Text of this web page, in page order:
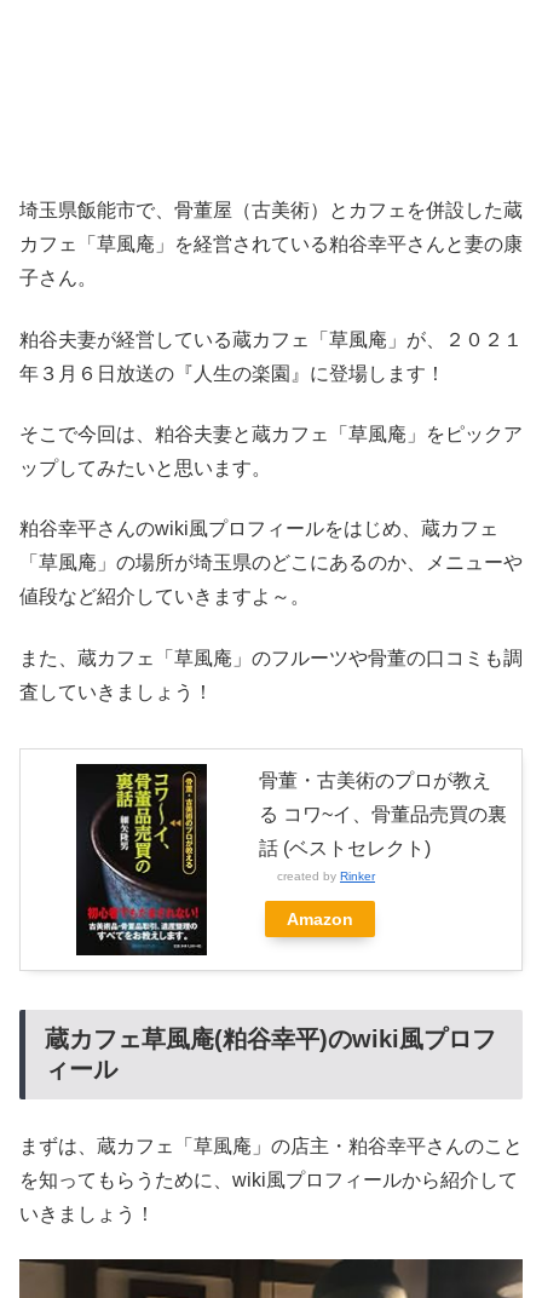
埼玉県飯能市で、骨董屋（古美術）とカフェを併設した蔵
カフェ「草風庵」を経営されている粕谷幸平さんと妻の康
子さん。
粕谷夫妻が経営している蔵カフェ「草風庵」が、２０２１
年３月６日放送の『人生の楽園』に登場します！
そこで今回は、粕谷夫妻と蔵カフェ「草風庵」をピックア
ップしてみたいと思います。
粕谷幸平さんのwiki風プロフィールをはじめ、蔵カフェ
「草風庵」の場所が埼玉県のどこにあるのか、メニューや
値段など紹介していきますよ～。
また、蔵カフェ「草風庵」のフルーツや骨董の口コミも調
査していきましょう！
骨董・古美術のプロが教え
る コワ~イ、骨董品売買の裏
話 (ベストセレクト)
created by Rinker
Amazon
蔵カフェ草風庵(粕谷幸平)のwiki風プロフ
ィール
まずは、蔵カフェ「草風庵」の店主・粕谷幸平さんのこと
を知ってもらうために、wiki風プロフィールから紹介して
いきましょう！